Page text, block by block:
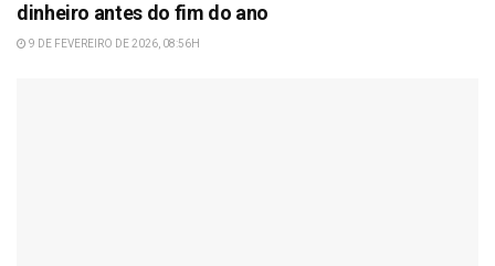
dinheiro antes do fim do ano
9 DE FEVEREIRO DE 2026, 08:56H